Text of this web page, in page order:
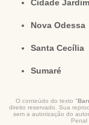
Cidade Jardim
Nova Odessa
Santa Cecília
Sumaré
O conteúdo do texto "
direito reservado. Sua
sem a autorização do
Penal